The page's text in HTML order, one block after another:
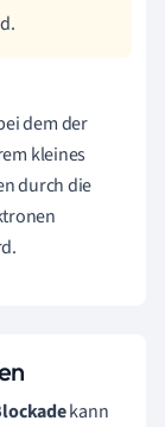
dem der
kleines
durch die
kann